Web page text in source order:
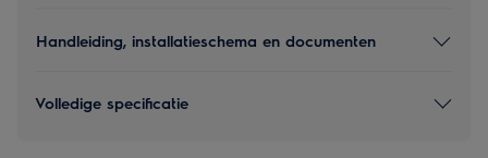
Handleiding, installatieschema en documenten
Volledige specificatie